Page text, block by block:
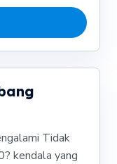
Tidak
kendala yang